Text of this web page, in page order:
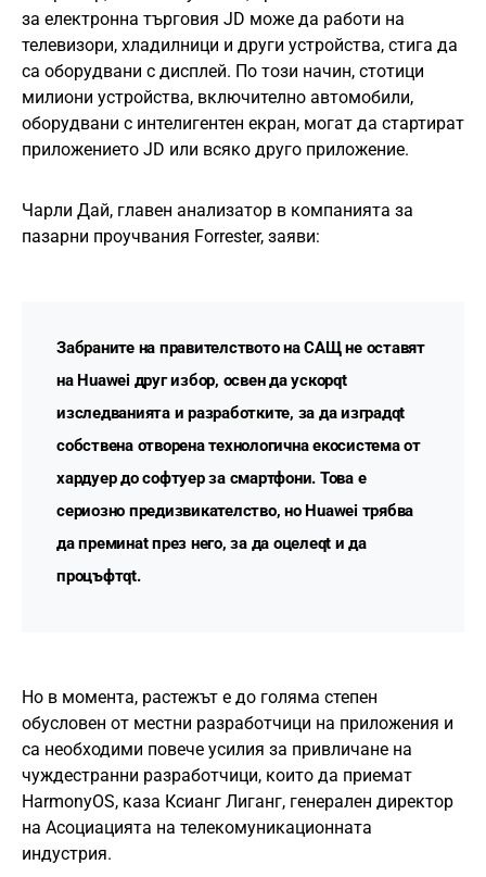
за електронна търговия JD може да работи на
телевизори, хладилници и други устройства, стига да
са оборудвани с дисплей. По този начин, стотици
милиони устройства, включително автомобили,
оборудвани с интелигентен екран, могат да стартират
приложението JD или всяко друго приложение.
Чарли Дай, главен анализатор в компанията за
пазарни проучвания Forrester, заяви:
Забраните на правителството на САЩ не оставят
на Huawei друг избор, освен да ускорqt
изследванията и разработките, за да изградqt
собствена отворена технологична екосистема от
хардуер до софтуер за смартфони. Това е
сериозно предизвикателство, но Huawei трябва
да преминat през него, за да оцелеqt и да
процъфтqt.
Но в момента, растежът е до голяма степен
обусловен от местни разработчици на приложения и
са необходими повече усилия за привличане на
чуждестранни разработчици, които да приемат
HarmonyOS, каза Ксианг Лиганг, генерален директор
на Асоциацията на телекомуникационната
индустрия.